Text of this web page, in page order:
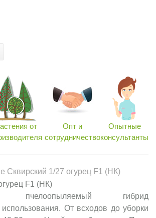
от
Опт и
сотрудничество
Опытные
консультанты
Сквирский 1/27 огурец F1 (НК)
F1 (НК)
пчелоопыляемый гибрид
использования. От всходов до уборки